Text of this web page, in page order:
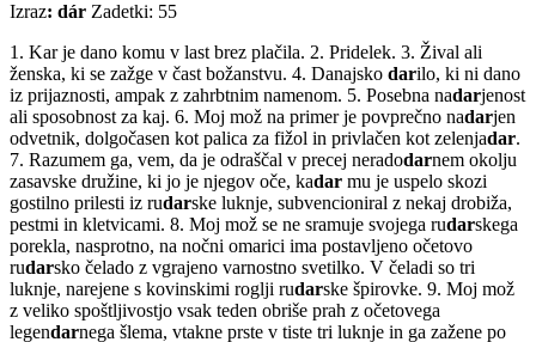
Izraz: dár Zadetki: 55
1. Kar je dano komu v last brez plačila. 2. Pridelek. 3. Žival ali
ženska, ki se zažge v čast božanstvu. 4. Danajsko darilo, ki ni dano
iz prijaznosti, ampak z zahrbtnim namenom. 5. Posebna nadarjenost
ali sposobnost za kaj. 6. Moj mož na primer je povprečno nadarjen
odvetnik, dolgočasen kot palica za fižol in privlačen kot zelenjadar.
7. Razumem ga, vem, da je odraščal v precej neradodarnem okolju
zasavske družine, ki jo je njegov oče, kadar mu je uspelo skozi
gostilno prilesti iz rudarske luknje, subvencioniral z nekaj drobiža,
pestmi in kletvicami. 8. Moj mož se ne sramuje svojega rudarskega
porekla, nasprotno, na nočni omarici ima postavljeno očetovo
rudarsko čelado z vgrajeno varnostno svetilko. V čeladi so tri
luknje, narejene s kovinskimi roglji rudarske špirovke. 9. Moj mož
z veliko spoštljivostjo vsak teden obriše prah z očetovega
legendarnega šlema, vtakne prste v tiste tri luknje in ga zažene po